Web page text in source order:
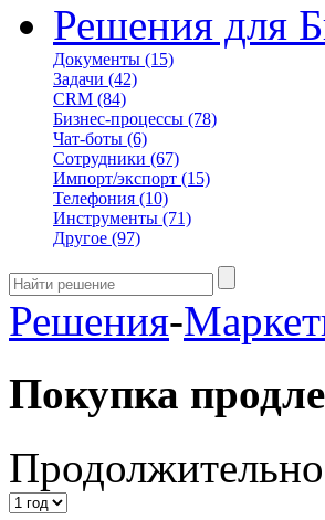
Решения для
Документы (15)
Задачи (42)
CRM (84)
Бизнес-процессы (78)
Чат-боты (6)
Сотрудники (67)
Импорт/экспорт (15)
Телефония (10)
Инструменты (71)
Другое (97)
Решения-
Покупка